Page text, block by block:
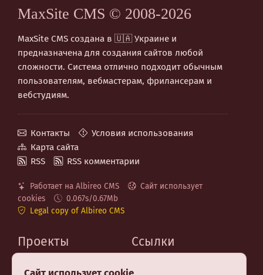
MaxSite CMS © 2008-2026
MaxSite CMS создана в 🇺🇦 Украине и
предназначена для создания сайтов любой
сложности. Система отлично подходит обычным
пользователям, вебмастерам, фрилансерам и
вебстудиям.
Контакты
Условия использования
Карта сайта
RSS
RSS комментарии
Работает на Albireo CMS
Сайт использует
cookies
0.067s/0.67Mb
Legal copy of Albireo CMS
Проекты Ссылки